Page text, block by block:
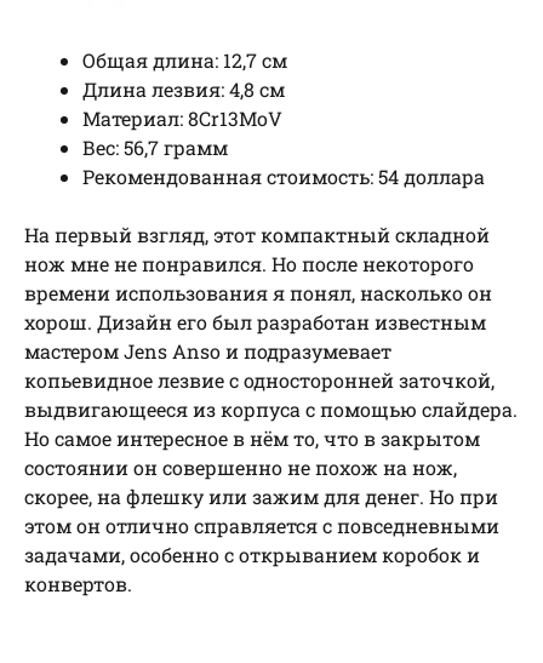
Общая длина: 12,7 см
Длина лезвия: 4,8 см
Материал: 8Cr13MoV
Вес: 56,7 грамм
Рекомендованная стоимость: 54 доллара
На первый взгляд, этот компактный складной
нож мне не понравился. Но после некоторого
времени использования я понял, насколько он
хорош. Дизайн его был разработан известным
мастером Jens Anso и подразумевает
копьевидное лезвие с односторонней заточкой,
выдвигающееся из корпуса с помощью слайдера.
Но самое интересное в нём то, что в закрытом
состоянии он совершенно не похож на нож,
скорее, на флешку или зажим для денег. Но при
этом он отлично справляется с повседневными
задачами, особенно с открыванием коробок и
конвертов.